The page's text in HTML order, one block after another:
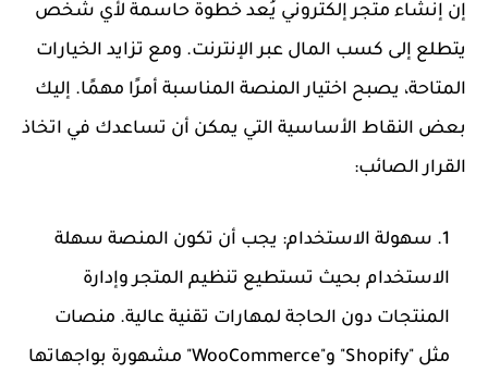
إن إنشاء متجر إلكتروني يُعد خطوة حاسمة لأي شخص
يتطلع إلى كسب المال عبر الإنترنت. ومع تزايد الخيارات
المتاحة، يصبح اختيار المنصة المناسبة أمرًا مهمًا. إليك
بعض النقاط الأساسية التي يمكن أن تساعدك في اتخاذ
القرار الصائب:
سهولة الاستخدام: يجب أن تكون المنصة سهلة
الاستخدام بحيث تستطيع تنظيم المتجر وإدارة
المنتجات دون الحاجة لمهارات تقنية عالية. منصات
مثل "Shopify" و"WooCommerce" مشهورة بواجهاتها